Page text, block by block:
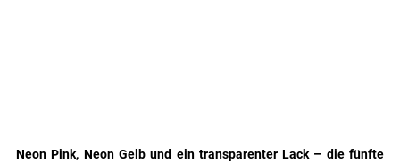
Neon Pink, Neon Gelb und ein transparenter Lack – die fünfte